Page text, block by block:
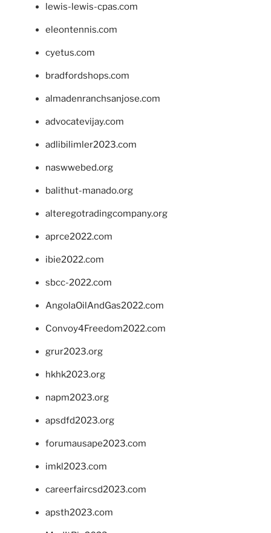
lewis-lewis-cpas.com
eleontennis.com
cyetus.com
bradfordshops.com
almadenranchsanjose.com
advocatevijay.com
adlibilimler2023.com
naswwebed.org
balithut-manado.org
alteregotradingcompany.org
aprce2022.com
ibie2022.com
sbcc-2022.com
AngolaOilAndGas2022.com
Convoy4Freedom2022.com
grur2023.org
hkhk2023.org
napm2023.org
apsdfd2023.org
forumausape2023.com
imkl2023.com
careerfaircsd2023.com
apsth2023.com